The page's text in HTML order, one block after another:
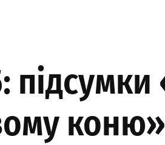
коню»